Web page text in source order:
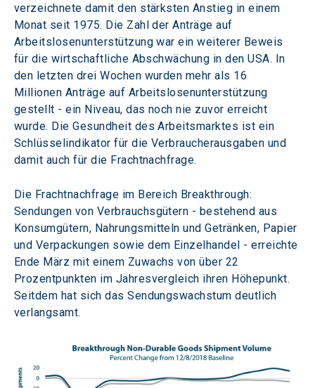
verzeichnete damit den stärksten Anstieg in einem
Monat seit 1975. Die Zahl der Anträge auf
Arbeitslosenunterstützung war ein weiterer Beweis
für die wirtschaftliche Abschwächung in den USA. In
den letzten drei Wochen wurden mehr als 16
Millionen Anträge auf Arbeitslosenunterstützung
gestellt - ein Niveau, das noch nie zuvor erreicht
wurde. Die Gesundheit des Arbeitsmarktes ist ein
Schlüsselindikator für die Verbraucherausgaben und
damit auch für die Frachtnachfrage.
Die Frachtnachfrage im Bereich Breakthrough:
Sendungen von Verbrauchsgütern - bestehend aus
Konsumgütern, Nahrungsmitteln und Getränken, Papier
und Verpackungen sowie dem Einzelhandel - erreichte
Ende März mit einem Zuwachs von über 22
Prozentpunkten im Jahresvergleich ihren Höhepunkt.
Seitdem hat sich das Sendungswachstum deutlich
verlangsamt.